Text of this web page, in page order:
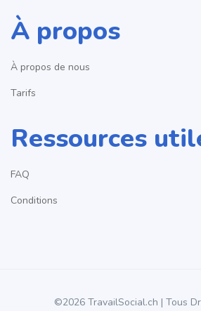
À propos
À propos de nous
Tarifs
Ressources
FAQ
Conditions
©2026 TravailSocial.ch | Tous